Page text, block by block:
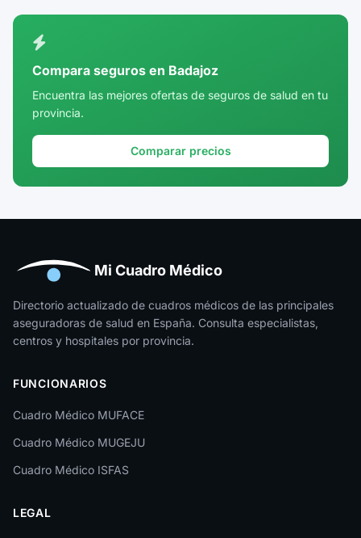
Córdoba
Cuenca
Girona
Huesca
Jaén
La Rioja
León
Lleida
Lugo
Málaga
Compara seguros en Badajoz
Encuentra las mejores ofertas de seguros de salud en tu
provincia.
Comparar precios
Mi Cuadro Médico
Directorio actualizado de cuadros médicos de las principales
aseguradoras de salud en España. Consulta especialistas,
centros y hospitales por provincia.
FUNCIONARIOS
Cuadro Médico MUFACE
Cuadro Médico MUGEJU
Cuadro Médico ISFAS
LEGAL